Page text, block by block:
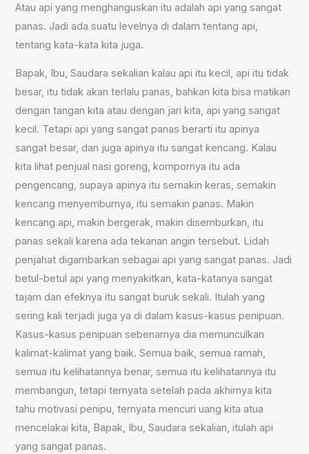
Atau api yang menghanguskan itu adalah api yang sangat
panas. Jadi ada suatu levelnya di dalam tentang api,
tentang kata-kata kita juga.
Bapak, Ibu, Saudara sekalian kalau api itu kecil, api itu tidak
besar, itu tidak akan terlalu panas, bahkan kita bisa matikan
dengan tangan kita atau dengan jari kita, api yang sangat
kecil. Tetapi api yang sangat panas berarti itu apinya
sangat besar, dan juga apinya itu sangat kencang. Kalau
kita lihat penjual nasi goreng, kompornya itu ada
pengencang, supaya apinya itu semakin keras, semakin
kencang menyemburnya, itu semakin panas. Makin
kencang api, makin bergerak, makin disemburkan, itu
panas sekali karena ada tekanan angin tersebut. Lidah
penjahat digambarkan sebagai api yang sangat panas. Jadi
betul-betul api yang menyakitkan, kata-katanya sangat
tajam dan efeknya itu sangat buruk sekali. Itulah yang
sering kali terjadi juga ya di dalam kasus-kasus penipuan.
Kasus-kasus penipuan sebenarnya dia memunculkan
kalimat-kalimat yang baik. Semua baik, semua ramah,
semua itu kelihatannya benar, semua itu kelihatannya itu
membangun, tetapi ternyata setelah pada akhirnya kita
tahu motivasi penipu, ternyata mencuri uang kita atua
mencelakai kita, Bapak, Ibu, Saudara sekalian, itulah api
yang sangat panas.